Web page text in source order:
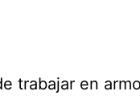
trabajar en